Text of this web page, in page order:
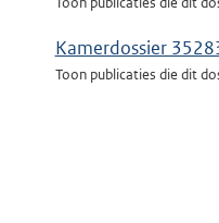
Kamerdossier
Toon publicaties die dit